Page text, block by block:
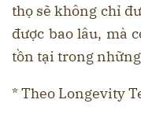
thọ sẽ không chỉ
được bao lâu, mà
tồn tại trong
* Theo Longevity